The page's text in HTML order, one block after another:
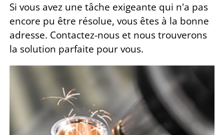
Si vous avez une tâche exigeante qui n'a pas
encore pu être résolue, vous êtes à la bonne
adresse. Contactez-nous et nous trouverons
la solution parfaite pour vous.